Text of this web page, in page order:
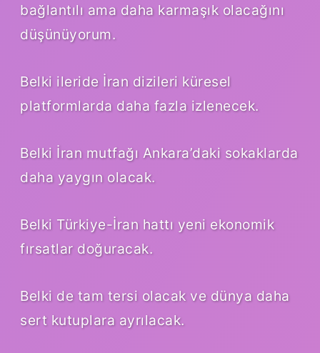
bağlantılı ama daha karmaşık olacağını
düşünüyorum.
Belki ileride İran dizileri küresel
platformlarda daha fazla izlenecek.
Belki İran mutfağı Ankara’daki sokaklarda
daha yaygın olacak.
Belki Türkiye-İran hattı yeni ekonomik
fırsatlar doğuracak.
Belki de tam tersi olacak ve dünya daha
sert kutuplara ayrılacak.